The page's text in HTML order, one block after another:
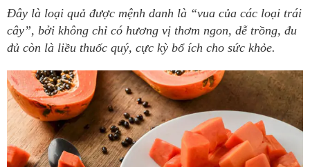
Đây là loại quả được mệnh danh là “vua của các loại trái
cây”, bởi không chỉ có hương vị thơm ngon, dễ trồng, đu
đủ còn là liều thuốc quý, cực kỳ bổ ích cho sức khỏe.